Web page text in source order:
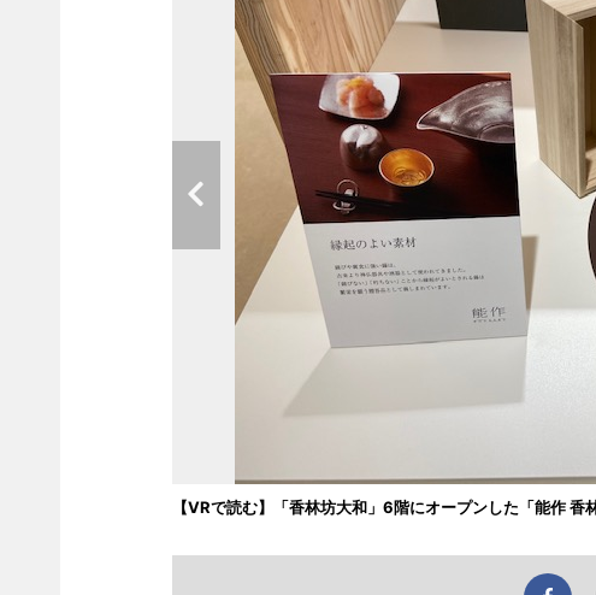
【VRで読む】「香林坊大和」6階にオープンした「能作 香